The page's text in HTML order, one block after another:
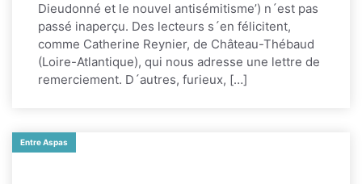
Dieudonné et le nouvel antisémitisme’) n´est pas
passé inaperçu. Des lecteurs s´en félicitent,
comme Catherine Reynier, de Château-Thébaud
(Loire-Atlantique), qui nous adresse une lettre de
remerciement. D´autres, furieux, […]
Entre Aspas